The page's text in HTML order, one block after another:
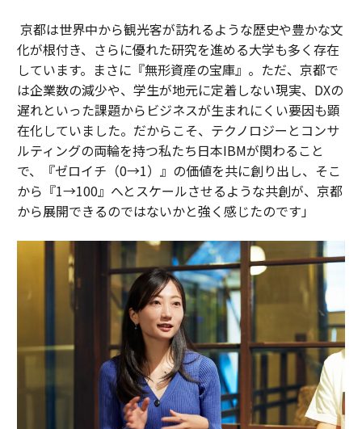
京都は世界中から観光客が訪れるような歴史や豊かな文
化が根付き、さらに優れた研究を進める大学も多く存在
しています。まさに『無形資産の宝庫』。ただ、京都で
は企業数の減少や、学生が地元に定着しない現実、DXの
遅れといった課題からビジネスが生まれにくい要因も顕
在化していました。だからこそ、テクノロジーとコンサ
ルティングの両輪を持つ私たち日本IBMが関わること
で、『ゼロイチ（0→1）』の価値を共に創り出し、そこ
から『1→100』へとスケールさせるような共創が、京都
から展開できるのではないかと強く感じたのです」